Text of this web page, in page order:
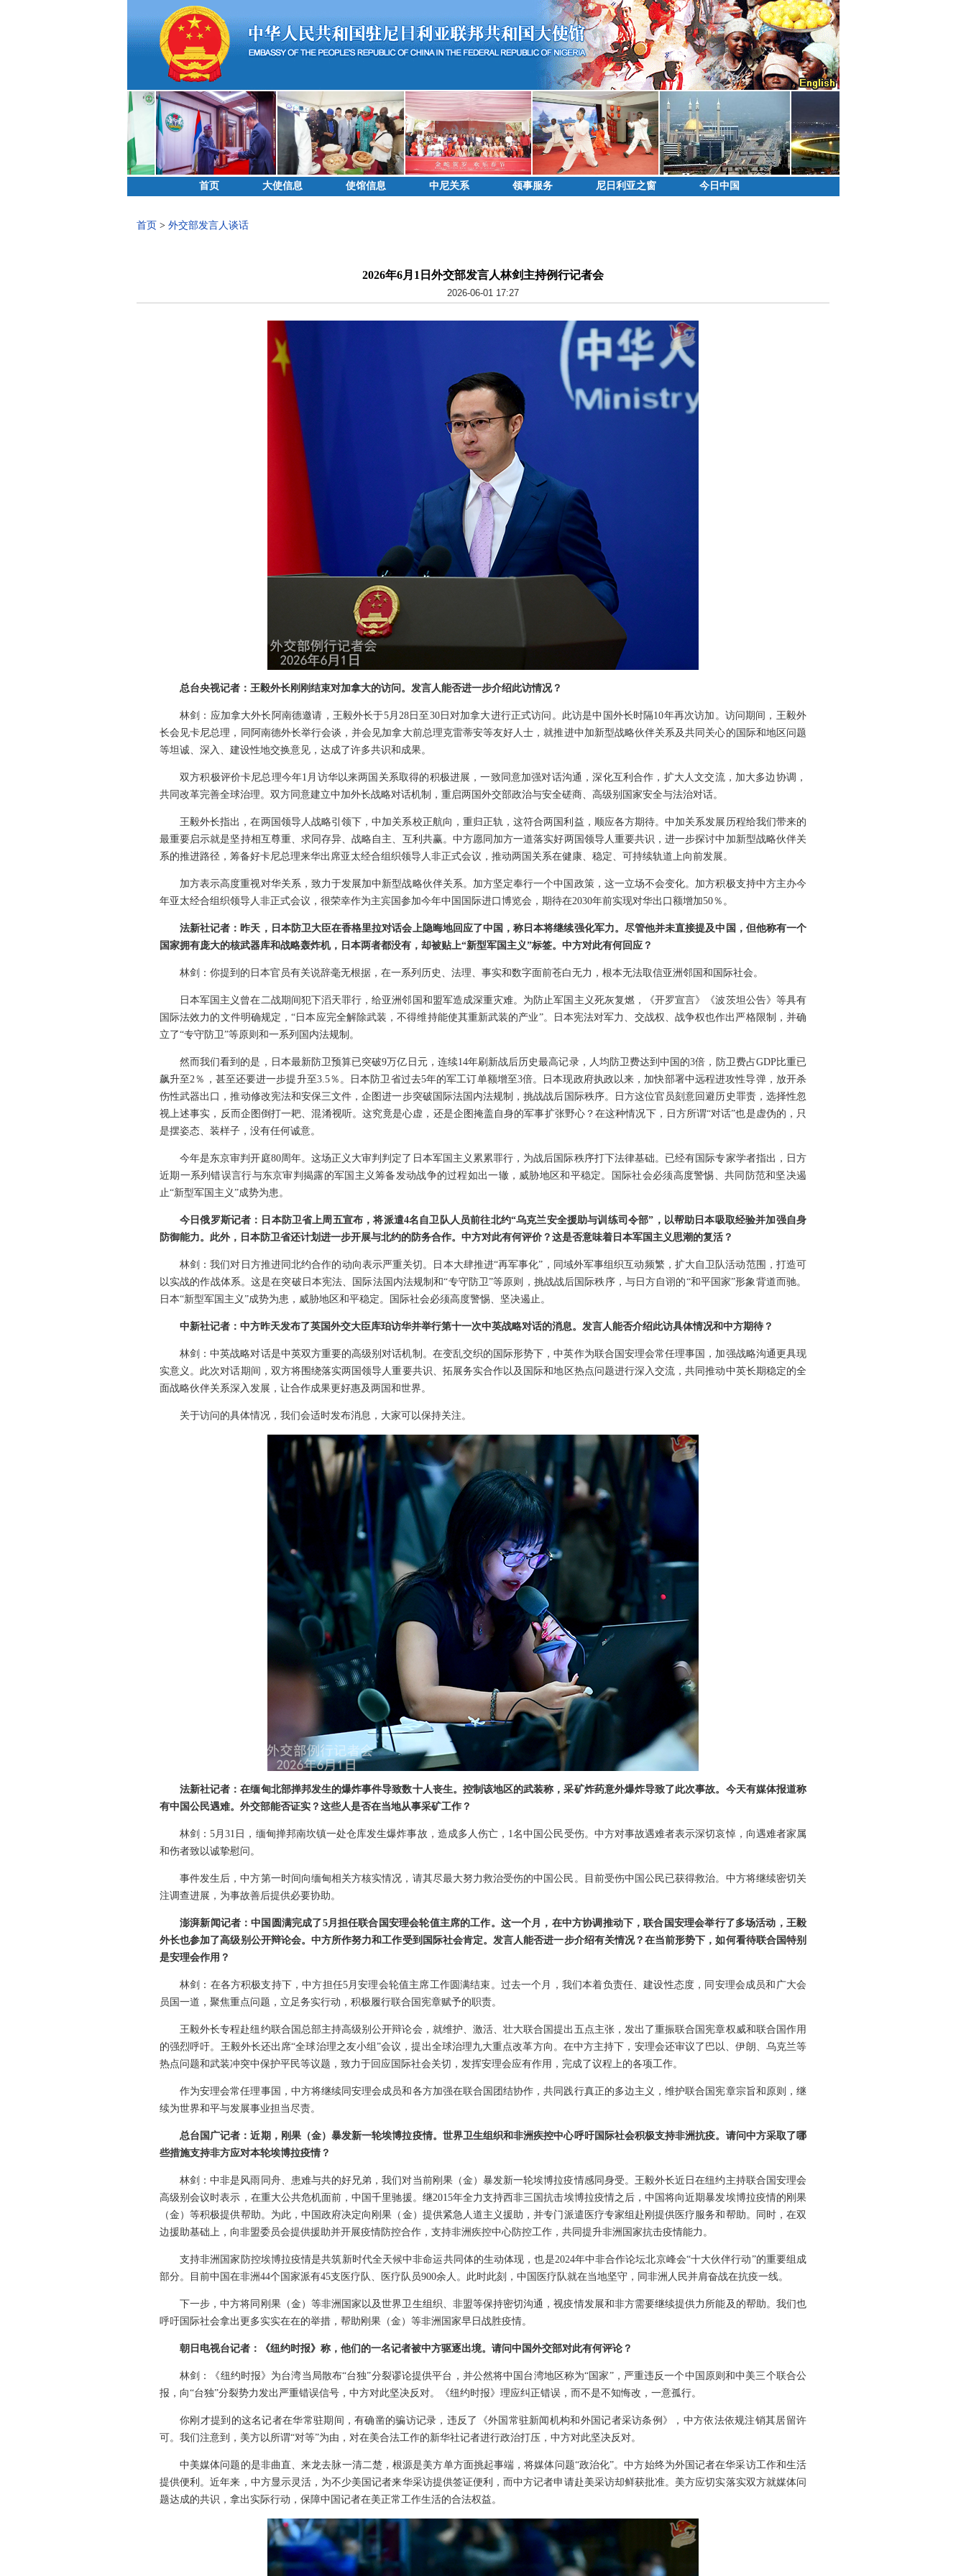
首页 大使信息 使馆信息 中尼关系 领事服务 尼日利亚之窗 今日中国
首页 > 外交部发言人谈话
2026年6月1日外交部发言人林剑主持例行记者会
2026-06-01 17:27
总台央视记者：王毅外长刚刚结束对加拿大的访问。发言人能否进一步介绍此访情况？
林剑：应加拿大外长阿南德邀请，王毅外长于5月28日至30日对加拿大进行正式访问。此访是中国外长时隔10年再次访加。访问期间，王毅外
长会见卡尼总理，同阿南德外长举行会谈，并会见加拿大前总理克雷蒂安等友好人士，就推进中加新型战略伙伴关系及共同关心的国际和地区问题
等坦诚、深入、建设性地交换意见，达成了许多共识和成果。
双方积极评价卡尼总理今年1月访华以来两国关系取得的积极进展，一致同意加强对话沟通，深化互利合作，扩大人文交流，加大多边协调，
共同改革完善全球治理。双方同意建立中加外长战略对话机制，重启两国外交部政治与安全磋商、高级别国家安全与法治对话。
王毅外长指出，在两国领导人战略引领下，中加关系校正航向，重归正轨，这符合两国利益，顺应各方期待。中加关系发展历程给我们带来的
最重要启示就是坚持相互尊重、求同存异、战略自主、互利共赢。中方愿同加方一道落实好两国领导人重要共识，进一步探讨中加新型战略伙伴关
系的推进路径，筹备好卡尼总理来华出席亚太经合组织领导人非正式会议，推动两国关系在健康、稳定、可持续轨道上向前发展。
加方表示高度重视对华关系，致力于发展加中新型战略伙伴关系。加方坚定奉行一个中国政策，这一立场不会变化。加方积极支持中方主办今
年亚太经合组织领导人非正式会议，很荣幸作为主宾国参加今年中国国际进口博览会，期待在2030年前实现对华出口额增加50％。
法新社记者：昨天，日本防卫大臣在香格里拉对话会上隐晦地回应了中国，称日本将继续强化军力。尽管他并未直接提及中国，但他称有一个
国家拥有庞大的核武器库和战略轰炸机，日本两者都没有，却被贴上“新型军国主义”标签。中方对此有何回应？
林剑：你提到的日本官员有关说辞毫无根据，在一系列历史、法理、事实和数字面前苍白无力，根本无法取信亚洲邻国和国际社会。
日本军国主义曾在二战期间犯下滔天罪行，给亚洲邻国和盟军造成深重灾难。为防止军国主义死灰复燃，《开罗宣言》《波茨坦公告》等具有
国际法效力的文件明确规定，“日本应完全解除武装，不得维持能使其重新武装的产业”。日本宪法对军力、交战权、战争权也作出严格限制，并确
立了“专守防卫”等原则和一系列国内法规制。
然而我们看到的是，日本最新防卫预算已突破9万亿日元，连续14年刷新战后历史最高记录，人均防卫费达到中国的3倍，防卫费占GDP比重已
飙升至2％，甚至还要进一步提升至3.5％。日本防卫省过去5年的军工订单额增至3倍。日本现政府执政以来，加快部署中远程进攻性导弹，放开杀
伤性武器出口，推动修改宪法和安保三文件，企图进一步突破国际法国内法规制，挑战战后国际秩序。日方这位官员刻意回避历史罪责，选择性忽
视上述事实，反而企图倒打一耙、混淆视听。这究竟是心虚，还是企图掩盖自身的军事扩张野心？在这种情况下，日方所谓“对话”也是虚伪的，只
是摆姿态、装样子，没有任何诚意。
今年是东京审判开庭80周年。这场正义大审判判定了日本军国主义累累罪行，为战后国际秩序打下法律基础。已经有国际专家学者指出，日方
近期一系列错误言行与东京审判揭露的军国主义筹备发动战争的过程如出一辙，威胁地区和平稳定。国际社会必须高度警惕、共同防范和坚决遏
止“新型军国主义”成势为患。
今日俄罗斯记者：日本防卫省上周五宣布，将派遣4名自卫队人员前往北约“乌克兰安全援助与训练司令部”，以帮助日本吸取经验并加强自身
防御能力。此外，日本防卫省还计划进一步开展与北约的防务合作。中方对此有何评价？这是否意味着日本军国主义思潮的复活？
林剑：我们对日方推进同北约合作的动向表示严重关切。日本大肆推进“再军事化”，同域外军事组织互动频繁，扩大自卫队活动范围，打造可
以实战的作战体系。这是在突破日本宪法、国际法国内法规制和“专守防卫”等原则，挑战战后国际秩序，与日方自诩的“和平国家”形象背道而驰。
日本“新型军国主义”成势为患，威胁地区和平稳定。国际社会必须高度警惕、坚决遏止。
中新社记者：中方昨天发布了英国外交大臣库珀访华并举行第十一次中英战略对话的消息。发言人能否介绍此访具体情况和中方期待？
林剑：中英战略对话是中英双方重要的高级别对话机制。在变乱交织的国际形势下，中英作为联合国安理会常任理事国，加强战略沟通更具现
实意义。此次对话期间，双方将围绕落实两国领导人重要共识、拓展务实合作以及国际和地区热点问题进行深入交流，共同推动中英长期稳定的全
面战略伙伴关系深入发展，让合作成果更好惠及两国和世界。
关于访问的具体情况，我们会适时发布消息，大家可以保持关注。
法新社记者：在缅甸北部掸邦发生的爆炸事件导致数十人丧生。控制该地区的武装称，采矿炸药意外爆炸导致了此次事故。今天有媒体报道称
有中国公民遇难。外交部能否证实？这些人是否在当地从事采矿工作？
林剑：5月31日，缅甸掸邦南坎镇一处仓库发生爆炸事故，造成多人伤亡，1名中国公民受伤。中方对事故遇难者表示深切哀悼，向遇难者家属
和伤者致以诚挚慰问。
事件发生后，中方第一时间向缅甸相关方核实情况，请其尽最大努力救治受伤的中国公民。目前受伤中国公民已获得救治。中方将继续密切关
注调查进展，为事故善后提供必要协助。
澎湃新闻记者：中国圆满完成了5月担任联合国安理会轮值主席的工作。这一个月，在中方协调推动下，联合国安理会举行了多场活动，王毅
外长也参加了高级别公开辩论会。中方所作努力和工作受到国际社会肯定。发言人能否进一步介绍有关情况？在当前形势下，如何看待联合国特别
是安理会作用？
林剑：在各方积极支持下，中方担任5月安理会轮值主席工作圆满结束。过去一个月，我们本着负责任、建设性态度，同安理会成员和广大会
员国一道，聚焦重点问题，立足务实行动，积极履行联合国宪章赋予的职责。
王毅外长专程赴纽约联合国总部主持高级别公开辩论会，就维护、激活、壮大联合国提出五点主张，发出了重振联合国宪章权威和联合国作用
的强烈呼吁。王毅外长还出席“全球治理之友小组”会议，提出全球治理九大重点改革方向。在中方主持下，安理会还审议了巴以、伊朗、乌克兰等
热点问题和武装冲突中保护平民等议题，致力于回应国际社会关切，发挥安理会应有作用，完成了议程上的各项工作。
作为安理会常任理事国，中方将继续同安理会成员和各方加强在联合国团结协作，共同践行真正的多边主义，维护联合国宪章宗旨和原则，继
续为世界和平与发展事业担当尽责。
总台国广记者：近期，刚果（金）暴发新一轮埃博拉疫情。世界卫生组织和非洲疾控中心呼吁国际社会积极支持非洲抗疫。请问中方采取了哪
些措施支持非方应对本轮埃博拉疫情？
林剑：中非是风雨同舟、患难与共的好兄弟，我们对当前刚果（金）暴发新一轮埃博拉疫情感同身受。王毅外长近日在纽约主持联合国安理会
高级别会议时表示，在重大公共危机面前，中国千里驰援。继2015年全力支持西非三国抗击埃博拉疫情之后，中国将向近期暴发埃博拉疫情的刚果
（金）等积极提供帮助。为此，中国政府决定向刚果（金）提供紧急人道主义援助，并专门派遣医疗专家组赴刚提供医疗服务和帮助。同时，在双
边援助基础上，向非盟委员会提供援助并开展疫情防控合作，支持非洲疾控中心防控工作，共同提升非洲国家抗击疫情能力。
支持非洲国家防控埃博拉疫情是共筑新时代全天候中非命运共同体的生动体现，也是2024年中非合作论坛北京峰会“十大伙伴行动”的重要组成
部分。目前中国在非洲44个国家派有45支医疗队、医疗队员900余人。此时此刻，中国医疗队就在当地坚守，同非洲人民并肩奋战在抗疫一线。
下一步，中方将同刚果（金）等非洲国家以及世界卫生组织、非盟等保持密切沟通，视疫情发展和非方需要继续提供力所能及的帮助。我们也
呼吁国际社会拿出更多实实在在的举措，帮助刚果（金）等非洲国家早日战胜疫情。
朝日电视台记者：《纽约时报》称，他们的一名记者被中方驱逐出境。请问中国外交部对此有何评论？
林剑：《纽约时报》为台湾当局散布“台独”分裂谬论提供平台，并公然将中国台湾地区称为“国家”，严重违反一个中国原则和中美三个联合公
报，向“台独”分裂势力发出严重错误信号，中方对此坚决反对。《纽约时报》理应纠正错误，而不是不知悔改，一意孤行。
你刚才提到的这名记者在华常驻期间，有确凿的骗访记录，违反了《外国常驻新闻机构和外国记者采访条例》，中方依法依规注销其居留许
可。我们注意到，美方以所谓“对等”为由，对在美合法工作的新华社记者进行政治打压，中方对此坚决反对。
中美媒体问题的是非曲直、来龙去脉一清二楚，根源是美方单方面挑起事端，将媒体问题“政治化”。中方始终为外国记者在华采访工作和生活
提供便利。近年来，中方显示灵活，为不少美国记者来华采访提供签证便利，而中方记者申请赴美采访却鲜获批准。美方应切实落实双方就媒体问
题达成的共识，拿出实际行动，保障中国记者在美正常工作生活的合法权益。